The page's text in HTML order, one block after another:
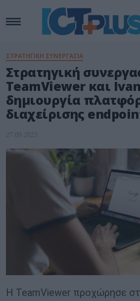
ΣΤΡΑΤΗΓΙΚΗ ΣΥΝΕΡΓΑΣΙΑ
Στρατηγική
TeamViewer και
δημιουργία
διαχείρισης
27.09.2023
Η TeamViewer προχώρησε